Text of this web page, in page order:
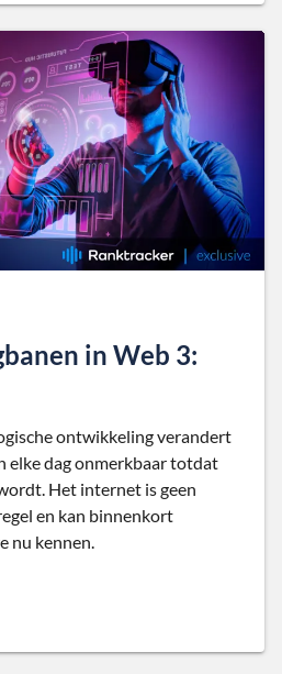
in Web 3:
ontwikkeling verandert
elke dag onmerkbaar totdat
Het internet is geen
en kan binnenkort
nu kennen.